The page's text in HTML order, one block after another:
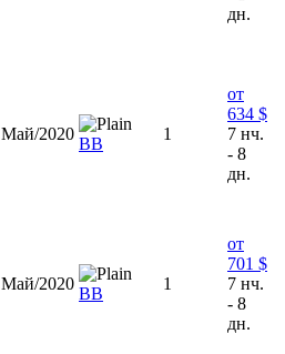
дн.
Май/2020
ВВ
1
от
634 $
7 нч.
- 8
дн.
Май/2020
ВВ
1
от
701 $
7 нч.
- 8
дн.